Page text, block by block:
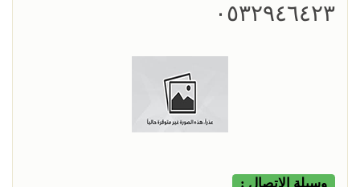
٠٥٣٢٩٤٦٤٢٣
وسيلة الإتصال :